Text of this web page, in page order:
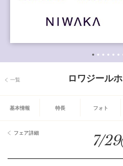
一覧 ロワジール
基本情報 特長 フォト
フェア詳細 7/29